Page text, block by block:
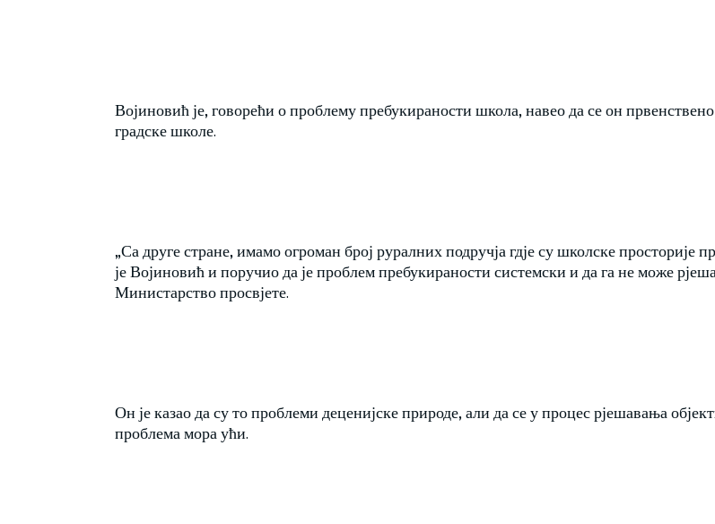
Војиновић је, говорећи о проблему пребукираности школа, навео да се он
градске школе.
„Са друге стране, имамо огроман број руралних подручја гдје су школске просторије
је Војиновић и поручио да је проблем пребукираности системски и да га не може
Министарство просвјете.
Он је казао да су то проблеми деценијске природе, али да се у процес рјешавања
проблема мора ући.